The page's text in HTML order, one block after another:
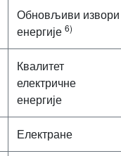
Обновљиви извори
енергије 6)
Квалитет
електричне
енергије
Електране